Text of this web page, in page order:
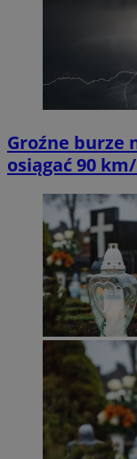
Groźne burze
osiągać 90